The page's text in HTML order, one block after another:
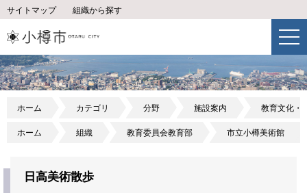
サイトマップ 組織から探す
ホーム カテゴリ 分野 施設案内 教育文化・
ホーム 組織 教育委員会教育部 市立小樽美術館
日高美術散歩